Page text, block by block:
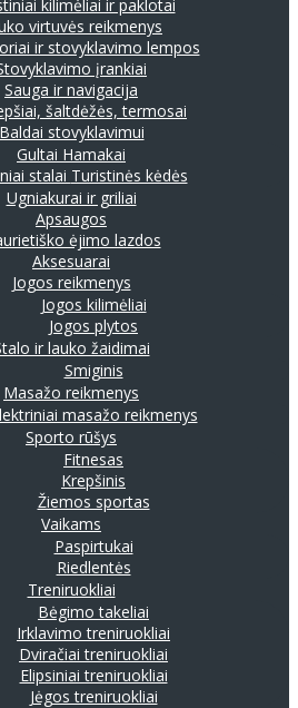
kilimėliai ir paklotai
virtuvės reikmenys
ir stovyklavimo lempos
įrankiai
Sauga ir navigacija
šaltdėžės, termosai
Baldai stovyklavimui
Gultai Hamakai
stalai Turistinės kėdės
Ugniakurai ir griliai
Apsaugos
ėjimo lazdos
Aksesuarai
Jogos reikmenys
Jogos kilimėliai
Jogos plytos
ir lauko žaidimai
Smiginis
Masažo reikmenys
masažo reikmenys
Sporto rūšys
Fitnesas
Krepšinis
Žiemos sportas
Vaikams
Paspirtukai
Riedlentės
Treniruokliai
Bėgimo takeliai
Irklavimo treniruokliai
Dviračiai treniruokliai
Elipsiniai treniruokliai
Jėgos treniruokliai